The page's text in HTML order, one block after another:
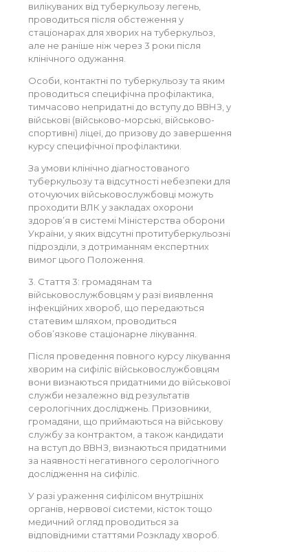
вилікуваних від туберкульозу легень,
проводиться після обстеження у
стаціонарах для хворих на туберкульоз,
але не раніше ніж через 3 роки після
клінічного одужання.
Особи, контактні по туберкульозу та яким
проводиться специфічна профілактика,
тимчасово непридатні до вступу до ВВНЗ, у
військові (військово-морські, військово-
спортивні) ліцеї, до призову до завершення
курсу специфічної профілактики.
За умови клінічно діагностованого
туберкульозу та відсутності небезпеки для
оточуючих військовослужбовці можуть
проходити ВЛК у закладах охорони
здоров’я в системі Міністерства оборони
України, у яких відсутні протитуберкульозні
підрозділи, з дотриманням експертних
вимог цього Положення.
3. Стаття 3: громадянам та
військовослужбовцям у разі виявлення
інфекційних хвороб, що передаються
статевим шляхом, проводиться
обов’язкове стаціонарне лікування.
Після проведення повного курсу лікування
хворим на сифіліс військовослужбовцям
вони визнаються придатними до військової
служби незалежно від результатів
серологічних досліджень. Призовники,
громадяни, що приймаються на військову
службу за контрактом, а також кандидати
на вступ до ВВНЗ, визнаються придатними
за наявності негативного серологічного
дослідження на сифіліс.
У разі ураження сифілісом внутрішніх
органів, нервової системи, кісток тощо
медичний огляд проводиться за
відповідними статтями Розкладу хвороб.